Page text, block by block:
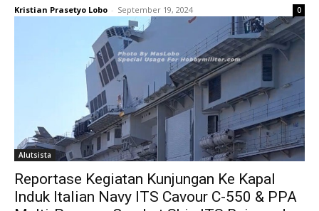
Kristian Prasetyo Lobo - September 19, 2024 0
Alutsista
Reportase Kegiatan Kunjungan Ke Kapal
Induk Italian Navy ITS Cavour C-550 & PPA